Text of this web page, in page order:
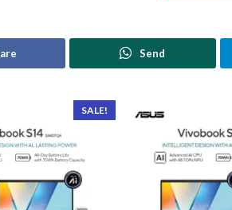
Send
SALE!